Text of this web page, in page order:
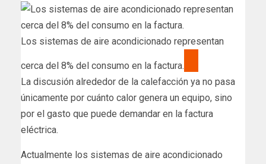
Los sistemas de aire acondicionado representan
cerca del 8% del consumo en la factura.
La discusión alrededor de la calefacción ya no pasa
únicamente por cuánto calor genera un equipo, sino
por el gasto que puede demandar en la factura
eléctrica.
Actualmente los sistemas de aire acondicionado